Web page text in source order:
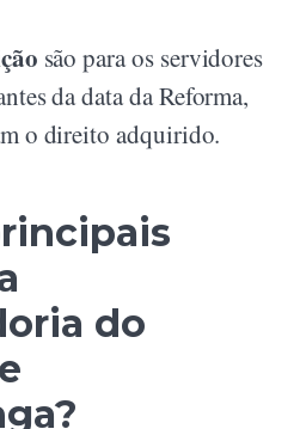
são para os servidores
da data da Reforma,
o direito adquirido.
do